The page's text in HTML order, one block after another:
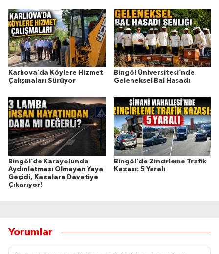
Karlıova’da Köylere Hizmet
Çalışmaları Sürüyor
Bingöl Üniversitesi’nde
Geleneksel Bal Hasadı
Bingöl’de Karayolunda
Aydınlatması Olmayan Yaya
Geçidi, Kazalara Davetiye
Çıkarıyor!
Bingöl’de Zincirleme Trafik
Kazası: 5 Yaralı
Yorumlar